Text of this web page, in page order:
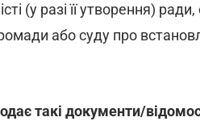
(у разі її утворення)
або суду про
такі документи/